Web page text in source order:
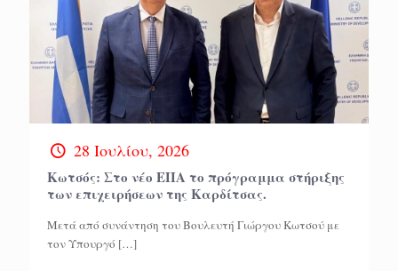
28 Ιουλίου, 2026
Κωτσός: Στο νέο ΕΠΑ το πρόγραμμα στήριξης
των επιχειρήσεων της Καρδίτσας.
Μετά από συνάντηση του Βουλευτή Γιώργου Κωτσού με
τον Υπουργό […]